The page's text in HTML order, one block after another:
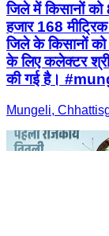
जिले में किसानों
हजार 168
जिले के किसानों को
के लिए कलेक्टर श्री
की गई है।
Mungeli,